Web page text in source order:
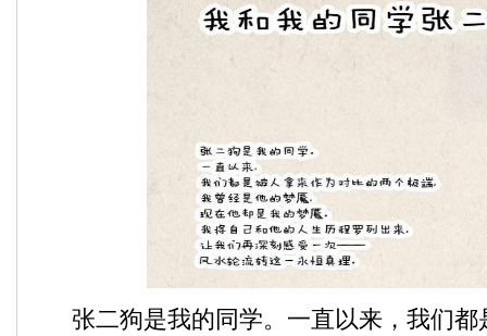
张二狗是我的同学。一直以来，我们都